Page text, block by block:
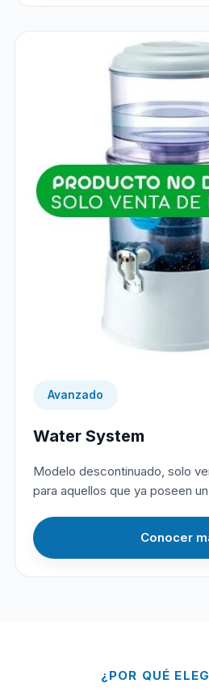
Avanzado
Water System
Modelo descontinuado, solo
para aquellos que ya poseen
Conocer
¿POR QUÉ